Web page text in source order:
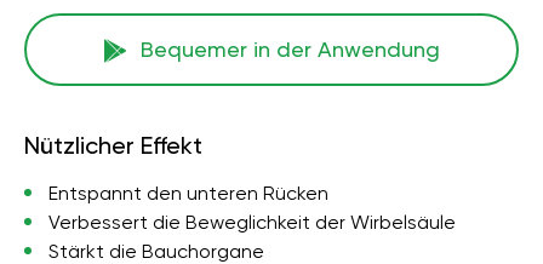
Bequemer in der Anwendung
Nützlicher Effekt
Entspannt den unteren Rücken
Verbessert die Beweglichkeit der Wirbelsäule
Stärkt die Bauchorgane